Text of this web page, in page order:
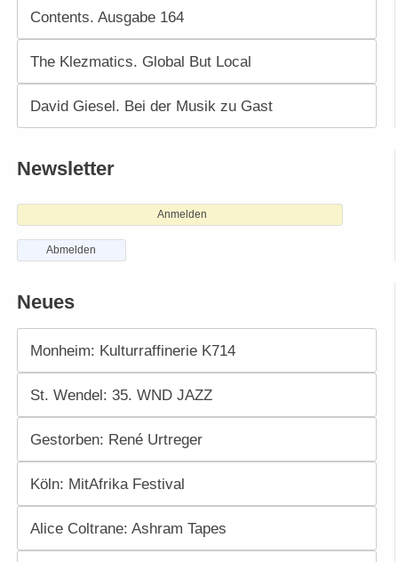
Contents. Ausgabe 164
The Klezmatics. Global But Local
David Giesel. Bei der Musik zu Gast
Newsletter
Anmelden
Abmelden
Neues
Monheim: Kulturraffinerie K714
St. Wendel: 35. WND JAZZ
Gestorben: René Urtreger
Köln: MitAfrika Festival
Alice Coltrane: Ashram Tapes